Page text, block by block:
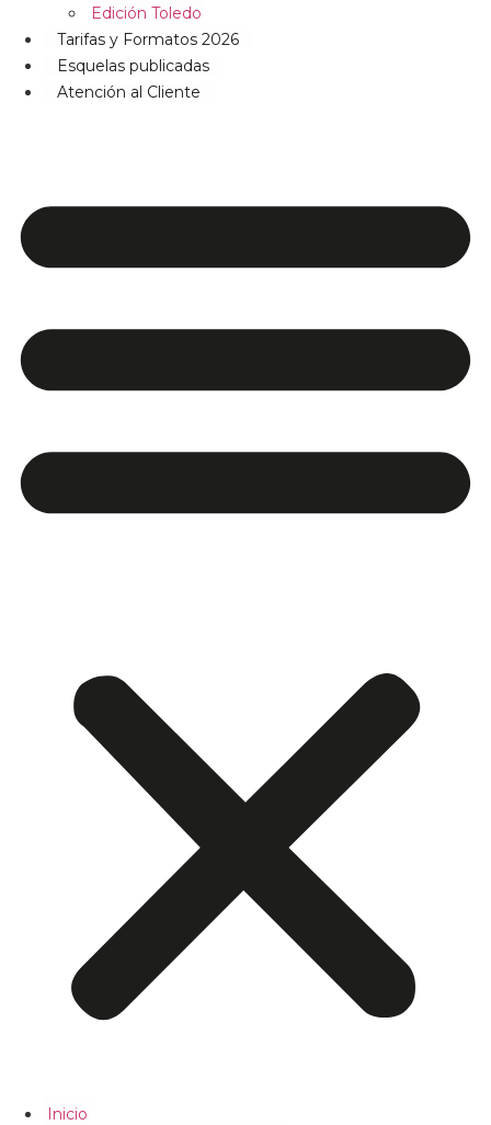
Edición Toledo
Tarifas y Formatos 2026
Esquelas publicadas
Atención al Cliente
Inicio